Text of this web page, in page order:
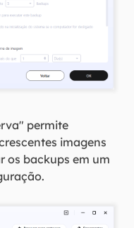
permite
imagens
os backups em um